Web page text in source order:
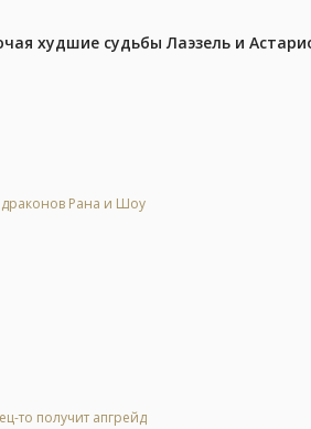
худшие судьбы Лаэзель и
Рана и Шоу
то получит апгрейд